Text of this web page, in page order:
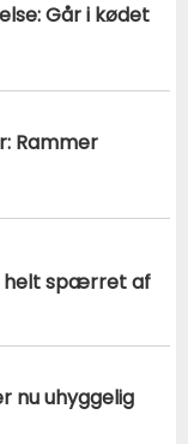
Går i kødet
Rammer
helt spærret af
nu uhyggelig